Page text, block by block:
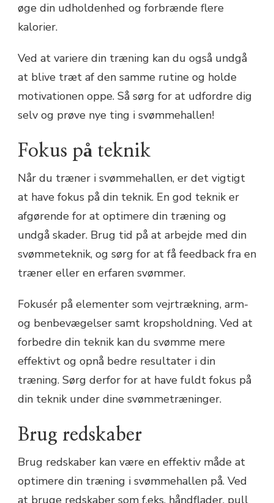
øge din udholdenhed og forbrænde flere
kalorier.
Ved at variere din træning kan du også undgå
at blive træt af den samme rutine og holde
motivationen oppe. Så sørg for at udfordre dig
selv og prøve nye ting i svømmehallen!
Fokus på teknik
Når du træner i svømmehallen, er det vigtigt
at have fokus på din teknik. En god teknik er
afgørende for at optimere din træning og
undgå skader. Brug tid på at arbejde med din
svømmeteknik, og sørg for at få feedback fra en
træner eller en erfaren svømmer.
Fokusér på elementer som vejrtrækning, arm-
og benbevægelser samt kropsholdning. Ved at
forbedre din teknik kan du svømme mere
effektivt og opnå bedre resultater i din
træning. Sørg derfor for at have fuldt fokus på
din teknik under dine svømmetræninger.
Brug redskaber
Brug redskaber kan være en effektiv måde at
optimere din træning i svømmehallen på. Ved
at bruge redskaber som f.eks. håndflader, pull